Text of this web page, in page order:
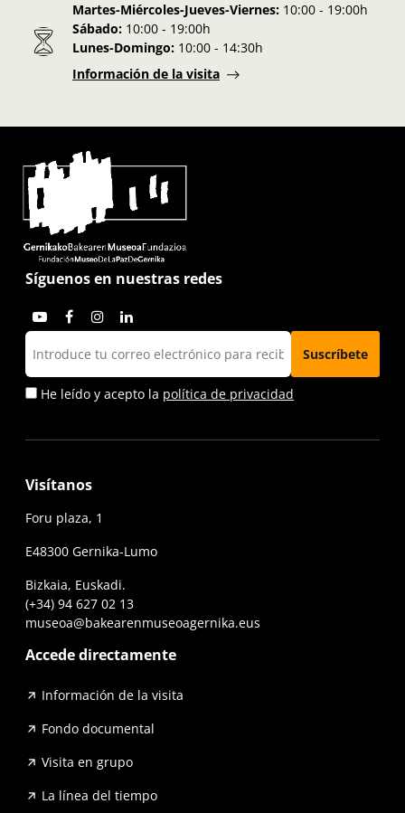
Martes-Miércoles-Jueves-Viernes: 10:00 - 19:00h
Sábado: 10:00 - 19:00h
Lunes-Domingo: 10:00 - 14:30h
Información de la visita
Síguenos en nuestras redes
He leído y acepto la política de privacidad
Visítanos
Foru plaza, 1
E48300 Gernika-Lumo
Bizkaia, Euskadi.
(+34) 94 627 02 13
museoa@bakearenmuseoagernika.eus
Accede directamente
Información de la visita
Fondo documental
Visita en grupo
La línea del tiempo